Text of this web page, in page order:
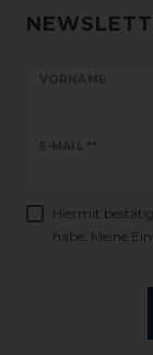
VORNAME
E-MAIL **
Newsletter
Hiermit
habe. Meine